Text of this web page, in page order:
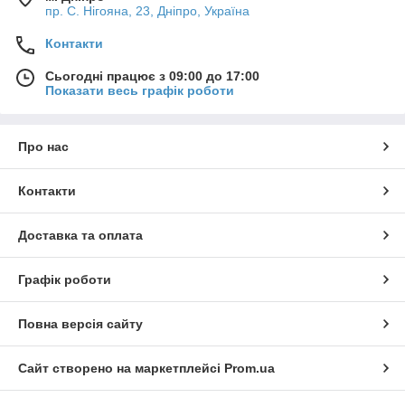
пр. С. Нігояна, 23, Дніпро, Україна
Контакти
Сьогодні працює з 09:00 до 17:00
Показати весь графік роботи
Про нас
Контакти
Доставка та оплата
Графік роботи
Повна версія сайту
Сайт створено на маркетплейсі Prom.ua